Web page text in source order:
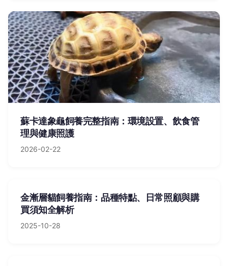
蘇卡達象龜飼養完整指南：環境設置、飲食管
理與健康照護
2026-02-22
金漸層貓飼養指南：品種特點、日常照顧與購
買須知全解析
2025-10-28